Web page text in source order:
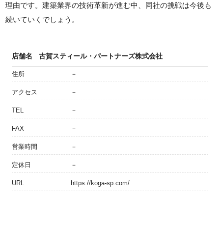
理由です。建築業界の技術革新が進む中、同社の挑戦は今後も
続いていくでしょう。
店舗名 古賀スティール・パートナーズ株式会社
住所 －
アクセス －
TEL －
FAX －
営業時間 －
定休日 －
URL https://koga-sp.com/